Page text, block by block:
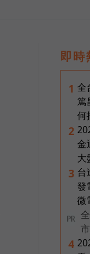
即時
1 全
篤
何
2
金
大
3 台
發
微
PR
4